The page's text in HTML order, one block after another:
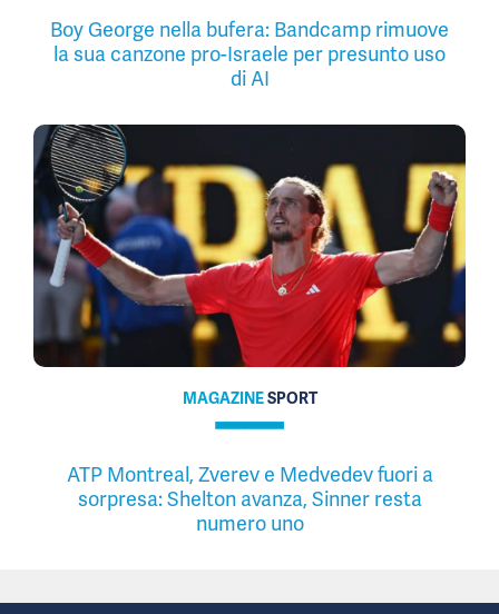
Boy George nella bufera: Bandcamp rimuove
la sua canzone pro-Israele per presunto uso
di AI
MAGAZINESPORT
ATP Montreal, Zverev e Medvedev fuori a
sorpresa: Shelton avanza, Sinner resta
numero uno